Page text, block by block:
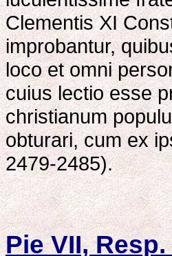
Clementis XI
improbantur,
loco et omni
cuius lectio esse
christianum
obturari, cum ex
2479-2485).
Pie VII,